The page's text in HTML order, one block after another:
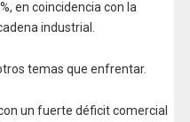
en coincidencia con la
industrial.
temas que enfrentar.
un fuerte déficit comercial